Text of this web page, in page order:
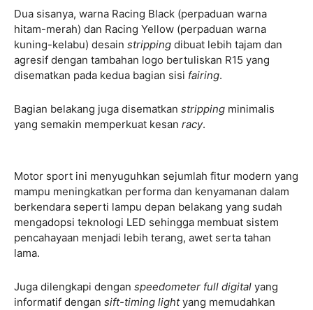
Dua sisanya, warna Racing Black (perpaduan warna
hitam-merah) dan Racing Yellow (perpaduan warna
kuning-kelabu) desain stripping dibuat lebih tajam dan
agresif dengan tambahan logo bertuliskan R15 yang
disematkan pada kedua bagian sisi fairing.
Bagian belakang juga disematkan stripping minimalis
yang semakin memperkuat kesan racy.
Motor sport ini menyuguhkan sejumlah fitur modern yang
mampu meningkatkan performa dan kenyamanan dalam
berkendara seperti lampu depan belakang yang sudah
mengadopsi teknologi LED sehingga membuat sistem
pencahayaan menjadi lebih terang, awet serta tahan
lama.
Juga dilengkapi dengan speedometer full digital yang
informatif dengan sift-timing lightyang memudahkan